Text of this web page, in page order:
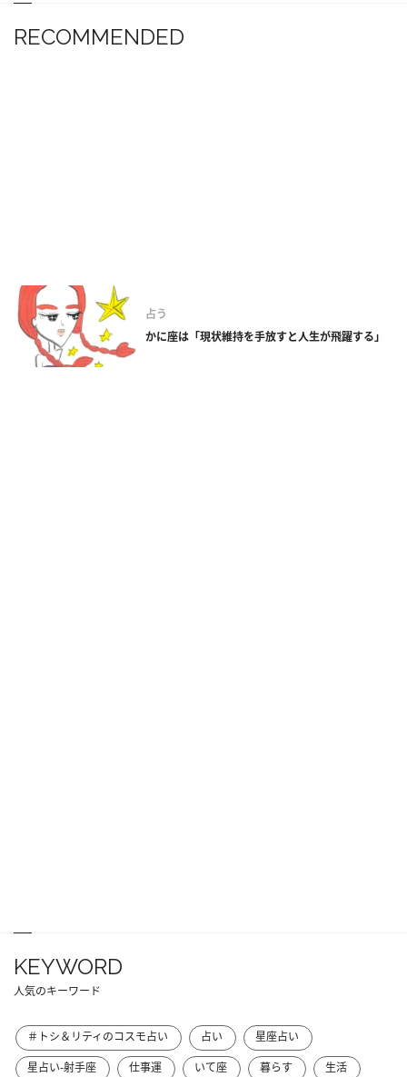
RECOMMENDED
占う
かに座は「現状維持を手放すと人生が飛躍する」
KEYWORD
人気のキーワード
＃トシ＆リティのコスモ占い 占い
星座占い
星占い-射手座
仕事運 いて座 暮らす 生活